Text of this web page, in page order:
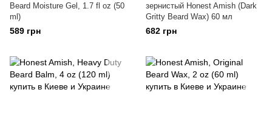
Beard Moisture Gel, 1.7 fl oz (50
ml)
589 грн
зернистый Honest Amish (Dark
Gritty Beard Wax) 60 мл
682 грн